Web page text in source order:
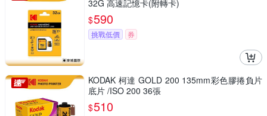
32G 高速記憶卡(附轉卡)
$590
挑戰低價 券
KODAK 柯達 GOLD 200 135mm彩色膠捲負片
底片 /ISO 200 36張
$510